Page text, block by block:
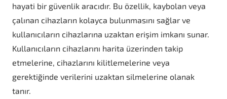
hayati bir güvenlik aracıdır. Bu özellik, kaybolan veya
çalınan cihazların kolayca bulunmasını sağlar ve
kullanıcıların cihazlarına uzaktan erişim imkanı sunar.
Kullanıcıların cihazlarını harita üzerinden takip
etmelerine, cihazlarını kilitlemelerine veya
gerektiğinde verilerini uzaktan silmelerine olanak
tanır.